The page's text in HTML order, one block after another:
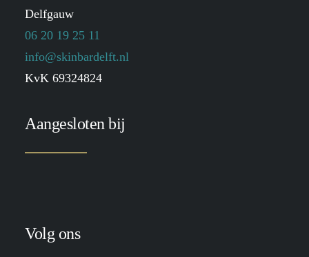
Delfgauw
06 20 19 25 11
info@skinbardelft.nl
KvK 69324824
Aangesloten bij
Volg ons